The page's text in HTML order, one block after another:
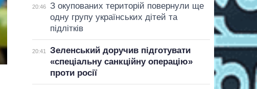
20:46
З окупованих територій повернули ще
одну групу українських дітей та
підлітків
20:41
Зеленський доручив підготувати
«спеціальну санкційну операцію»
проти росії